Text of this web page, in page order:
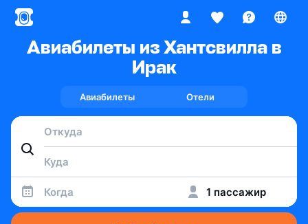
Авиабилеты из Хантсвилла в
Ирак
Авиабилеты Отели
Когда 1 пассажир